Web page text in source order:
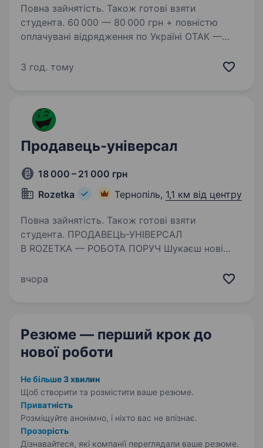
Повна зайнятість. Також готові взяти
студента. 60 000 — 80 000 грн + повністю
оплачувані відрядження по Україні ОТАК —
заробляти, подорожувати та будувати кар'єру
3 год. тому
Продавець-універсал
18 000 – 21 000 грн
Rozetka
Тернопіль, 1,1 км від центру
Повна зайнятість. Також готові взяти
студента. ПРОДАВЕЦЬ-УНІВЕРСАЛ
В ROZETKA — РОБОТА ПОРУЧ Шукаєш нові
ми допоможемо тобі стати професіоналом!
вчора
Резюме — перший крок до
нової роботи
Не більше 3 хвилин
Щоб створити та розмістити ваше резюме.
Приватність
Розміщуйте анонімно, і ніхто вас не впізнає.
Прозорість
Дізнавайтеся, які компанії переглядали ваше резюме.